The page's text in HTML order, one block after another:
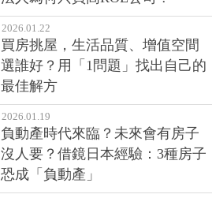
2026.01.22
買房挑屋，生活品質、增值空間
選誰好？用「1問題」找出自己的
最佳解方
2026.01.19
負動產時代來臨？未來會有房子
沒人要？借鏡日本經驗：3種房子
恐成「負動產」